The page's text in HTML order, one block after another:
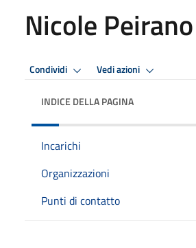
Nicole Peirano
Condividi Vedi azioni
INDICE DELLA PAGINA
Incarichi
Organizzazioni
Punti di contatto